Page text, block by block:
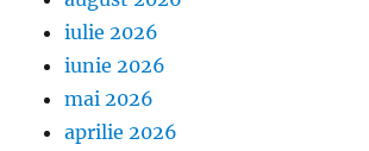
iulie 2026
iunie 2026
mai 2026
aprilie 2026